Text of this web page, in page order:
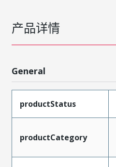
产品详情
General
productStatus
productCategory